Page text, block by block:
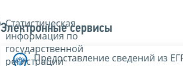
Статистическая
информация по
государственной
регистрации
Электронные сервисы
Предоставление сведений из